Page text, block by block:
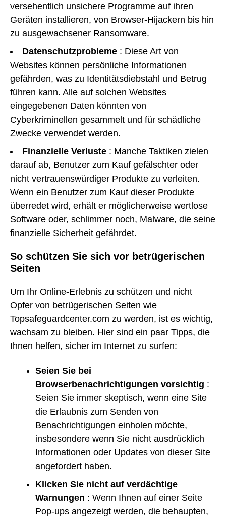
versehentlich unsichere Programme auf ihren
Geräten installieren, von Browser-Hijackern bis hin
zu ausgewachsener Ransomware.
Datenschutzprobleme : Diese Art von
Websites können persönliche Informationen
gefährden, was zu Identitätsdiebstahl und Betrug
führen kann. Alle auf solchen Websites
eingegebenen Daten könnten von
Cyberkriminellen gesammelt und für schädliche
Zwecke verwendet werden.
Finanzielle Verluste : Manche Taktiken zielen
darauf ab, Benutzer zum Kauf gefälschter oder
nicht vertrauenswürdiger Produkte zu verleiten.
Wenn ein Benutzer zum Kauf dieser Produkte
überredet wird, erhält er möglicherweise wertlose
Software oder, schlimmer noch, Malware, die seine
finanzielle Sicherheit gefährdet.
So schützen Sie sich vor betrügerischen
Seiten
Um Ihr Online-Erlebnis zu schützen und nicht
Opfer von betrügerischen Seiten wie
Topsafeguardcenter.com zu werden, ist es wichtig,
wachsam zu bleiben. Hier sind ein paar Tipps, die
Ihnen helfen, sicher im Internet zu surfen:
Seien Sie bei
Browserbenachrichtigungen vorsichtig :
Seien Sie immer skeptisch, wenn eine Site
die Erlaubnis zum Senden von
Benachrichtigungen einholen möchte,
insbesondere wenn Sie nicht ausdrücklich
Informationen oder Updates von dieser Site
angefordert haben.
Klicken Sie nicht auf verdächtige
Warnungen : Wenn Ihnen auf einer Seite
Pop-ups angezeigt werden, die behaupten,